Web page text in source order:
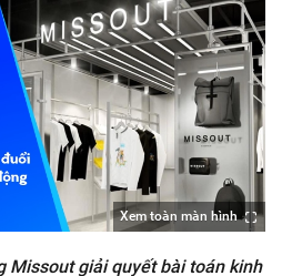
Xem toàn màn hình
Missout giải quyết bài toán kinh